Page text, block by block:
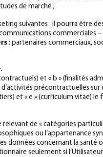
de marché ;
suivantes : il pourra être
commerciales
: partenaires commerciaux,
et « b » (finalités
précontractuelles sur
et « e » (curriculum vitae)
de « catégories
ou l’appartenance
données concernant la santé
seulement si